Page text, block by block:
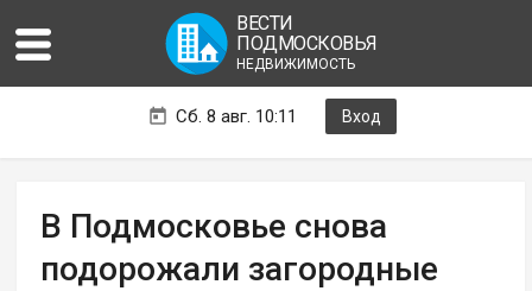
ВЕСТИ
ПОДМОСКОВЬЯ
НЕДВИЖИМОСТЬ
Сб. 8 авг. 10:11 Вход
В Подмосковье снова
подорожали загородные